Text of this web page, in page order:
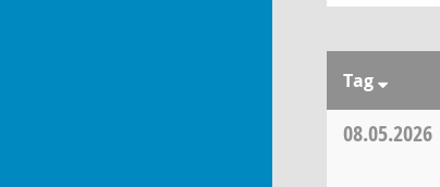
Tag
08.05.2026